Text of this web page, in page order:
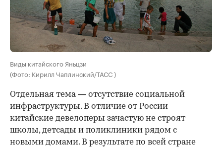
Виды китайского Яньцзи
(Фото: Кирилл Чаплинский/ТАСС )
Отдельная тема — отсутствие социальной
инфраструктуры. В отличие от России
китайские девелоперы зачастую не строят
школы, детсады и поликлиники рядом с
новыми домами. В результате по всей стране